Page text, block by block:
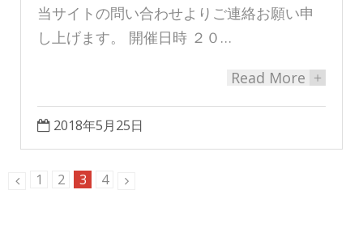
当サイトの問い合わせよりご連絡お願い申
し上げます。 開催日時 ２０…
Read More +
2018年5月25日
1 2 3 4